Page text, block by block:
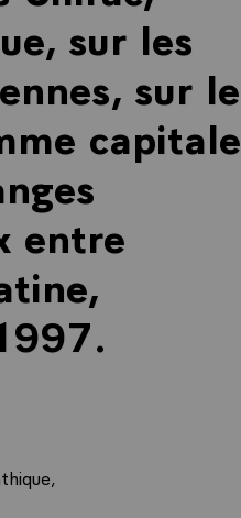
sur les
sur le
capitale
entre